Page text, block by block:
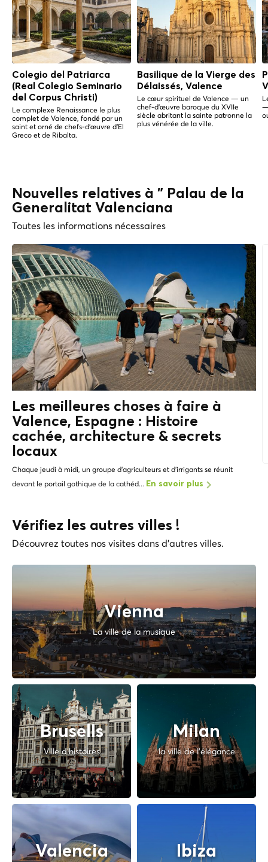
Colegio del Patriarca
(Real Colegio Seminario
del Corpus Christi)
Le complexe Renaissance le plus
complet de Valence, fondé par un
saint et orné de chefs-d'œuvre d'El
Greco et de Ribalta.
Basilique de la Vierge des
Délaissés, Valence
Le cœur spirituel de Valence — un
chef-d'œuvre baroque du XVIIe
siècle abritant la sainte patronne la
plus vénérée de la ville.
—
Nouvelles relatives à " Palau de la
Generalitat Valenciana
Toutes les informations nécessaires
Les meilleures choses à faire à
Valence, Espagne : Histoire
cachée, architecture & secrets
locaux
Chaque jeudi à midi, un groupe d'agriculteurs et d'irrigants se réunit
devant le portail gothique de la cathéd... En savoir plus
Vérifiez les autres villes !
Découvrez toutes nos visites dans d'autres villes.
Vienna
La ville de la musique
Brusells
Ville d'histoires
Milan
la ville de l'élégance
Valencia Ibiza